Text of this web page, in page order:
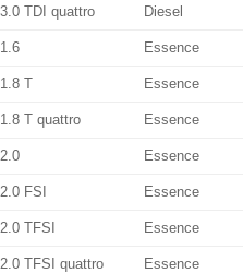
3.0 TDI quattro Diesel
1.6 Essence
1.8 T Essence
1.8 T quattro Essence
2.0 Essence
2.0 FSI Essence
2.0 TFSI Essence
2.0 TFSI quattro Essence